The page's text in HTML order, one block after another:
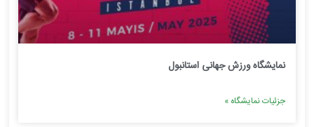
نمایشگاه ورزش جهانی استانبول
جزئیات نمایشگاه »